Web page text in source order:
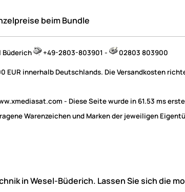
beim Bundle
Büderich +49-2803-803901 - 02803 803900
EUR innerhalb Deutschlands. Die Versandkosten
- Diese Seite wurde in 61.53 ms
Warenzeichen und Marken der jeweiligen
in Wesel-Büderich. Lassen Sie sich die